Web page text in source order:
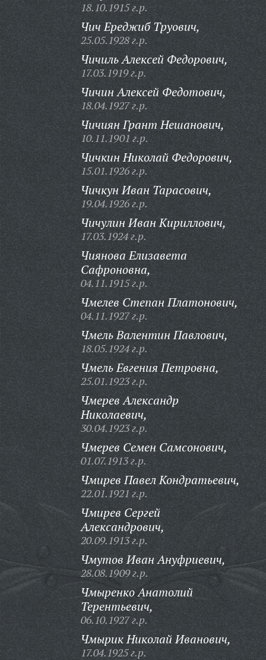
18.10.1915 г.р.
Чич Ереджиб Труович,
25.05.1928 г.р.
Чичиль Алексей Федорович,
17.03.1919 г.р.
Чичин Алексей Федотович,
18.04.1927 г.р.
Чичиян Грант Нешанович,
10.11.1901 г.р.
Чичкин Николай Федорович,
15.01.1926 г.р.
Чичкун Иван Тарасович,
19.04.1926 г.р.
Чичулин Иван Кириллович,
17.03.1924 г.р.
Чиянова Елизавета
Сафроновна,
04.11.1915 г.р.
Чмелев Степан Платонович,
04.11.1927 г.р.
Чмель Валентин Павлович,
18.05.1924 г.р.
Чмель Евгения Петровна,
25.01.1923 г.р.
Чмерев Александр
Николаевич,
30.04.1923 г.р.
Чмерев Семен Самсонович,
01.07.1913 г.р.
Чмирев Павел Кондратьевич,
22.01.1921 г.р.
Чмирев Сергей
Александрович,
20.09.1913 г.р.
Чмутов Иван Ануфриевич,
28.08.1909 г.р.
Чмыренко Анатолий
Терентьевич,
06.10.1927 г.р.
Чмырик Николай Иванович,
17.04.1925 г.р.